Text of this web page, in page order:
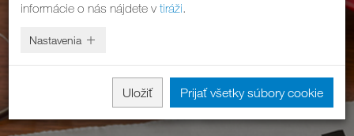
informácie o nás nájdete v tiráži.
Nastavenia
Uložiť Prijať všetky súbory cookie